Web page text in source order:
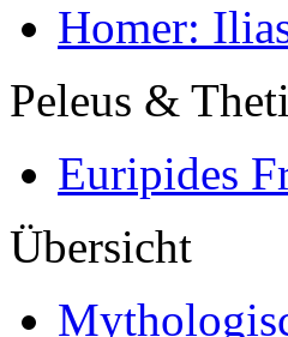
Homer:
Peleus &
Euripides
Übersicht